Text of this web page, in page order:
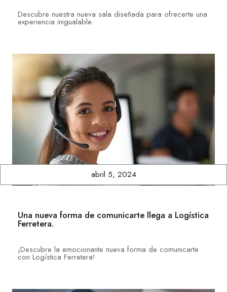
Descubre nuestra nueva sala diseñada para ofrecerte una
experiencia inigualable.
abril 5, 2024
Una nueva forma de comunicarte llega a Logística
Ferretera.
¡Descubre la emocionante nueva forma de comunicarte
con Logística Ferretera!